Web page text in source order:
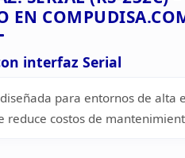
EN
interfaz Serial
diseñada para entornos de alta
reduce costos de